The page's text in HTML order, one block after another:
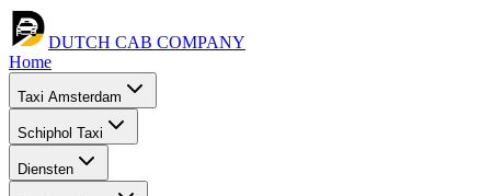
DUTCH CAB COMPANY
Home
Taxi Amsterdam
Schiphol Taxi
Diensten